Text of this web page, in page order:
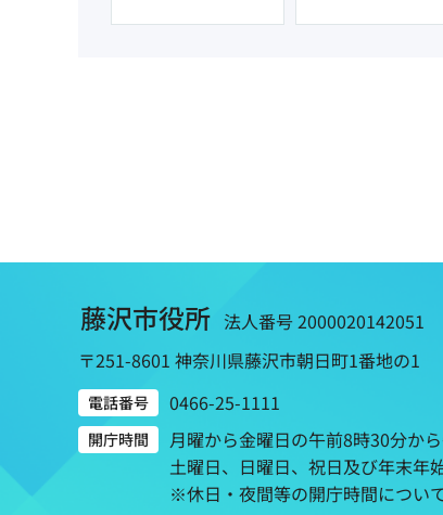
藤沢市役所 法人番号 2000020142051
〒251-8601 神奈川県藤沢市朝日町1番地の1
電話番号 0466-25-1111
開庁時間
月曜から金曜日の午前8時30分か
土曜日、日曜日、祝日及び年末年
※休日・夜間等の開庁時間につい